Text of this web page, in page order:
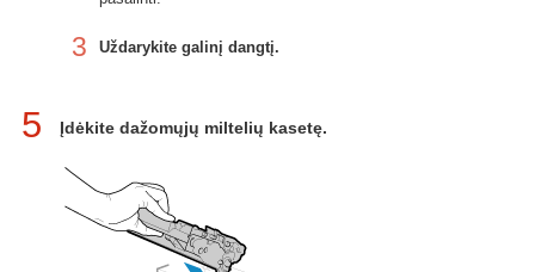
3 Uždarykite galinį dangtį.
5 Įdėkite dažomųjų miltelių kasetę.